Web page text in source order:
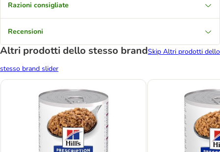
Razioni consigliate
Recensioni
Altri prodotti dello stesso brandSkip Altri prodotti dello
stesso brand slider